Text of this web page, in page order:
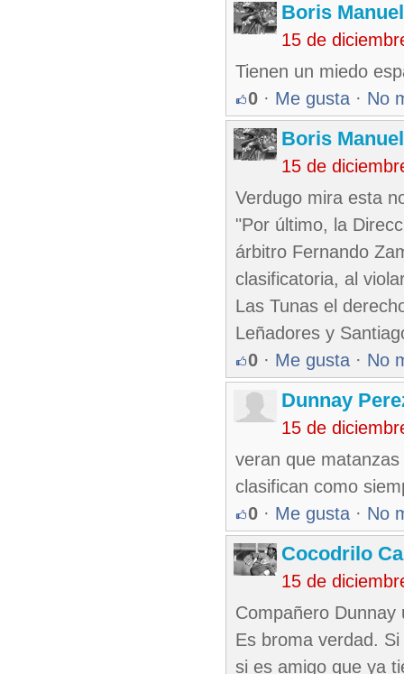
Boris
15 de
Tienen un miedo
0 · Me gusta · No
Boris
15 de
Verdugo mira esta
"Por último, la
árbitro Fernando
clasificatoria, al
Las Tunas el
Leñadores y
0 · Me gusta · No
Dunnay
15 de
veran que
clasifican como
0 · Me gusta · No
Cocodrilo
15 de
Compañero
Es broma verdad.
si es amigo que ya